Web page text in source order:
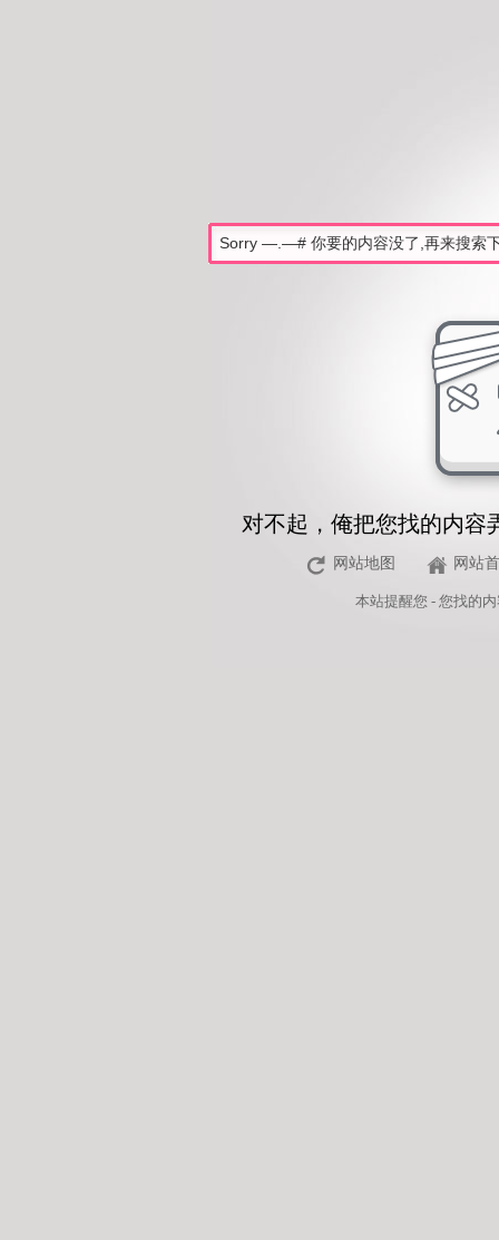
对不起，俺把您找的内容
网站地图 网站
本站提醒您 - 您找的